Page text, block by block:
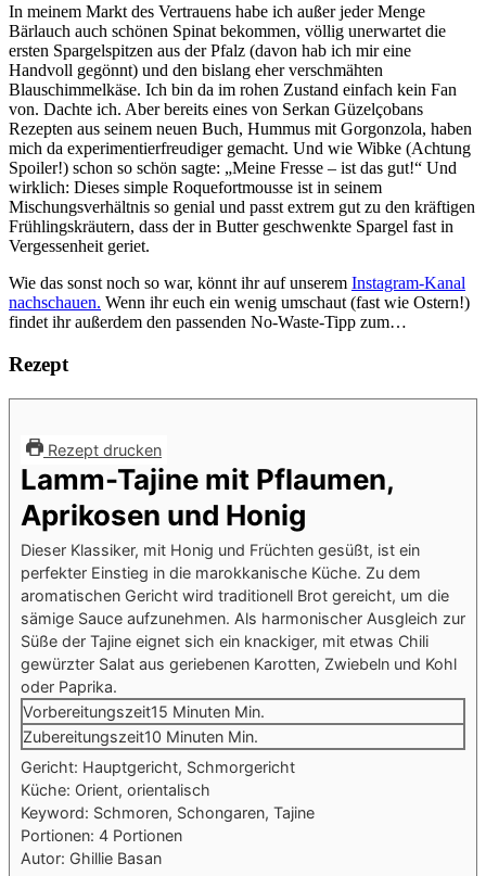
In meinem Markt des Vertrauens habe ich außer jeder Menge
Bärlauch auch schönen Spinat bekommen, völlig unerwartet die
ersten Spargelspitzen aus der Pfalz (davon hab ich mir eine
Handvoll gegönnt) und den bislang eher verschmähten
Blauschimmelkäse. Ich bin da im rohen Zustand einfach kein Fan
von. Dachte ich. Aber bereits eines von Serkan Güzelçobans
Rezepten aus seinem neuen Buch, Hummus mit Gorgonzola, haben
mich da experimentierfreudiger gemacht. Und wie Wibke (Achtung
Spoiler!) schon so schön sagte: „Meine Fresse – ist das gut!“ Und
wirklich: Dieses simple Roquefortmousse ist in seinem
Mischungsverhältnis so genial und passt extrem gut zu den kräftigen
Frühlingskräutern, dass der in Butter geschwenkte Spargel fast in
Vergessenheit geriet.
Wie das sonst noch so war, könnt ihr auf unserem Instagram-Kanal
nachschauen. Wenn ihr euch ein wenig umschaut (fast wie Ostern!)
findet ihr außerdem den passenden No-Waste-Tipp zum…
Rezept
Rezept drucken
Lamm-Tajine mit Pflaumen,
Aprikosen und Honig
Dieser Klassiker, mit Honig und Früchten gesüßt, ist ein
perfekter Einstieg in die marokkanische Küche. Zu dem
aromatischen Gericht wird traditionell Brot gereicht, um die
sämige Sauce aufzunehmen. Als harmonischer Ausgleich zur
Süße der Tajine eignet sich ein knackiger, mit etwas Chili
gewürzter Salat aus geriebenen Karotten, Zwiebeln und Kohl
oder Paprika.
Vorbereitungszeit15 Minuten Min.
Zubereitungszeit10 Minuten Min.
Gericht: Hauptgericht, Schmorgericht
Küche: Orient, orientalisch
Keyword: Schmoren, Schongaren, Tajine
Portionen: 4 Portionen
Autor: Ghillie Basan